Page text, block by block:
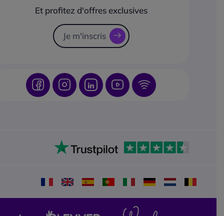
Et profitez d'offres exclusives
Je m'inscris